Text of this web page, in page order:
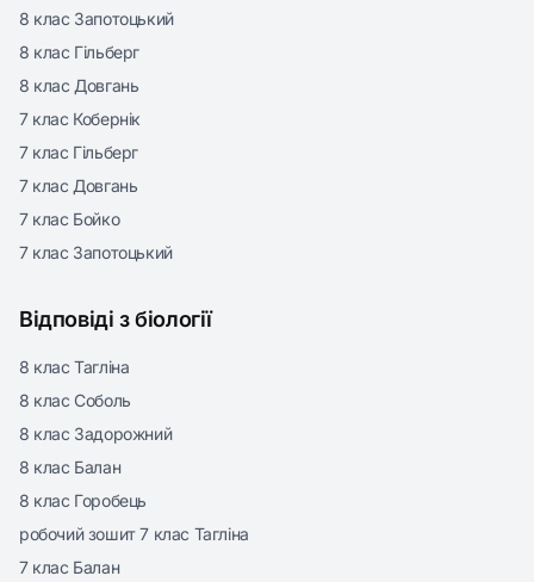
8 клас Запотоцький
8 клас Гільберг
8 клас Довгань
7 клас Кобернік
7 клас Гільберг
7 клас Довгань
7 клас Бойко
7 клас Запотоцький
Відповіді з біології
8 клас Тагліна
8 клас Соболь
8 клас Задорожний
8 клас Балан
8 клас Горобець
робочий зошит 7 клас Тагліна
7 клас Балан